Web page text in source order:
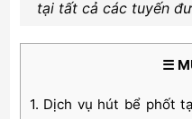
tại tất cả các tuyến
☰
1. Dịch vụ hút bể phốt